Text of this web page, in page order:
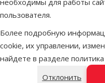
пользователя.
Более подробную
cookie, их управлении,
найдете в разделе
Отклонить
доставка
В
Лестница
машины -
ramp,